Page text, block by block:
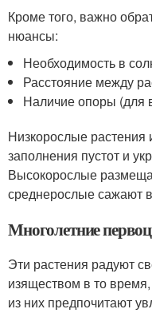
Кроме того, важно
нюансы:
Необходимость в
Расстояние между
Наличие опоры (для
Низкорослые растения
заполнения пустот и
Высокорослые
среднерослые сажают
Многолетние
Эти растения радуют
изяществом в то
из них предпочитают